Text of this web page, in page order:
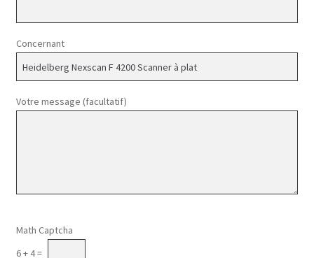
Concernant
Votre message (facultatif)
Math Captcha
6 + 4 =